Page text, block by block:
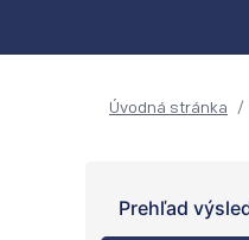
Úvodná stránka
Prehľad